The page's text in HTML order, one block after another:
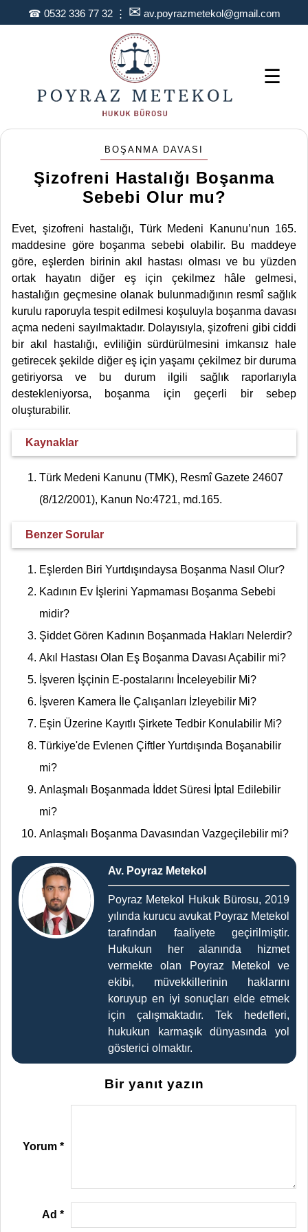
☎ 0532 336 77 32⋮ ✉ av.poyrazmetekol@gmail.com
☰
BOŞANMA DAVASI
Şizofreni Hastalığı Boşanma
Sebebi Olur mu?
Evet, şizofreni hastalığı, Türk Medeni Kanunu’nun 165.
maddesine göre boşanma sebebi olabilir. Bu maddeye
göre, eşlerden birinin akıl hastası olması ve bu yüzden
ortak hayatın diğer eş için çekilmez hâle gelmesi,
hastalığın geçmesine olanak bulunmadığının resmî sağlık
kurulu raporuyla tespit edilmesi koşuluyla boşanma davası
açma nedeni sayılmaktadır​​. Dolayısıyla, şizofreni gibi ciddi
bir akıl hastalığı, evliliğin sürdürülmesini imkansız hale
getirecek şekilde diğer eş için yaşamı çekilmez bir duruma
getiriyorsa ve bu durum ilgili sağlık raporlarıyla
destekleniyorsa, boşanma için geçerli bir sebep
oluşturabilir.
Kaynaklar
Türk Medeni Kanunu (TMK), Resmî Gazete 24607
(8/12/2001), Kanun No:4721, md.165.
Benzer Sorular
Eşlerden Biri Yurtdışındaysa Boşanma Nasıl Olur?
Kadının Ev İşlerini Yapmaması Boşanma Sebebi
midir?
Şiddet Gören Kadının Boşanmada Hakları Nelerdir?
Akıl Hastası Olan Eş Boşanma Davası Açabilir mi?
İşveren İşçinin E-postalarını İnceleyebilir Mi?
İşveren Kamera İle Çalışanları İzleyebilir Mi?
Eşin Üzerine Kayıtlı Şirkete Tedbir Konulabilir Mi?
Türkiye'de Evlenen Çiftler Yurtdışında Boşanabilir
mi?
Anlaşmalı Boşanmada İddet Süresi İptal Edilebilir
mi?
Anlaşmalı Boşanma Davasından Vazgeçilebilir mi?
Av. Poyraz Metekol
Poyraz Metekol Hukuk Bürosu, 2019
yılında kurucu avukat Poyraz Metekol
tarafından faaliyete geçirilmiştir.
Hukukun her alanında hizmet
vermekte olan Poyraz Metekol ve
ekibi, müvekkillerinin haklarını
koruyup en iyi sonuçları elde etmek
için çalışmaktadır. Tek hedefleri,
hukukun karmaşık dünyasında yol
gösterici olmaktır.
Bir yanıt yazın
Yorum*
Ad*